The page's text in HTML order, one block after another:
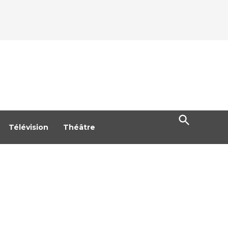
Télévision Théâtre
Open
Search